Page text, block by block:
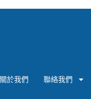
關於我們 聯絡我們